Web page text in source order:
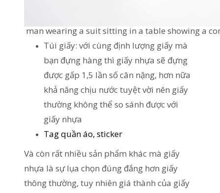
man wearing a suit sitting in a table showing a
Túi giấy: với cùng định lượng giấy mà
bạn đựng hàng thì giấy nhựa sẽ đựng
được gấp 1,5 lần số cân nặng, hơn nữa
khả năng chịu nước tuyệt vời nên giấy
thường không thể so sánh được với
giấy nhựa
Tag quần áo, sticker
Và còn rất nhiều sản phẩm khác mà giấy
nhựa là sự lụa chọn đúng đắng hơn giấy
thông thường, tuy nhiên giá thành của giấy